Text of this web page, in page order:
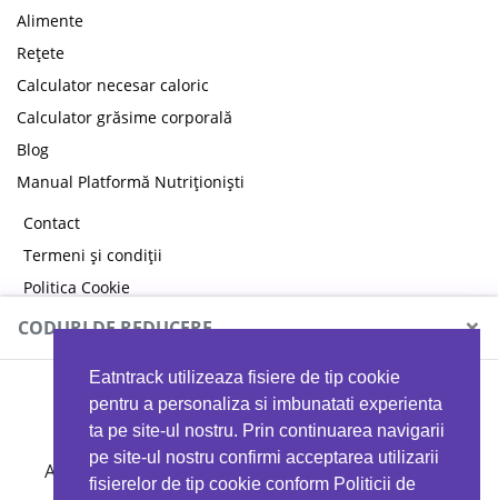
Eatntrack utilizeaza fisiere de tip cookie
pentru a personaliza si imbunatati experienta
ta pe site-ul nostru. Prin continuarea navigarii
pe site-ul nostru confirmi acceptarea utilizarii
fisierelor de tip cookie conform Politicii de
Alimente
Rețete
Calculator necesar caloric
Calculator grăsime corporală
Blog
Manual Platformă Nutriționiști
Contact
Termeni și condiții
Politica Cookie
Politica de confidențialitate
CODURI DE REDUCERE ×
MYPROTEIN
Ai 40%reducere la orice comandă folosind codul